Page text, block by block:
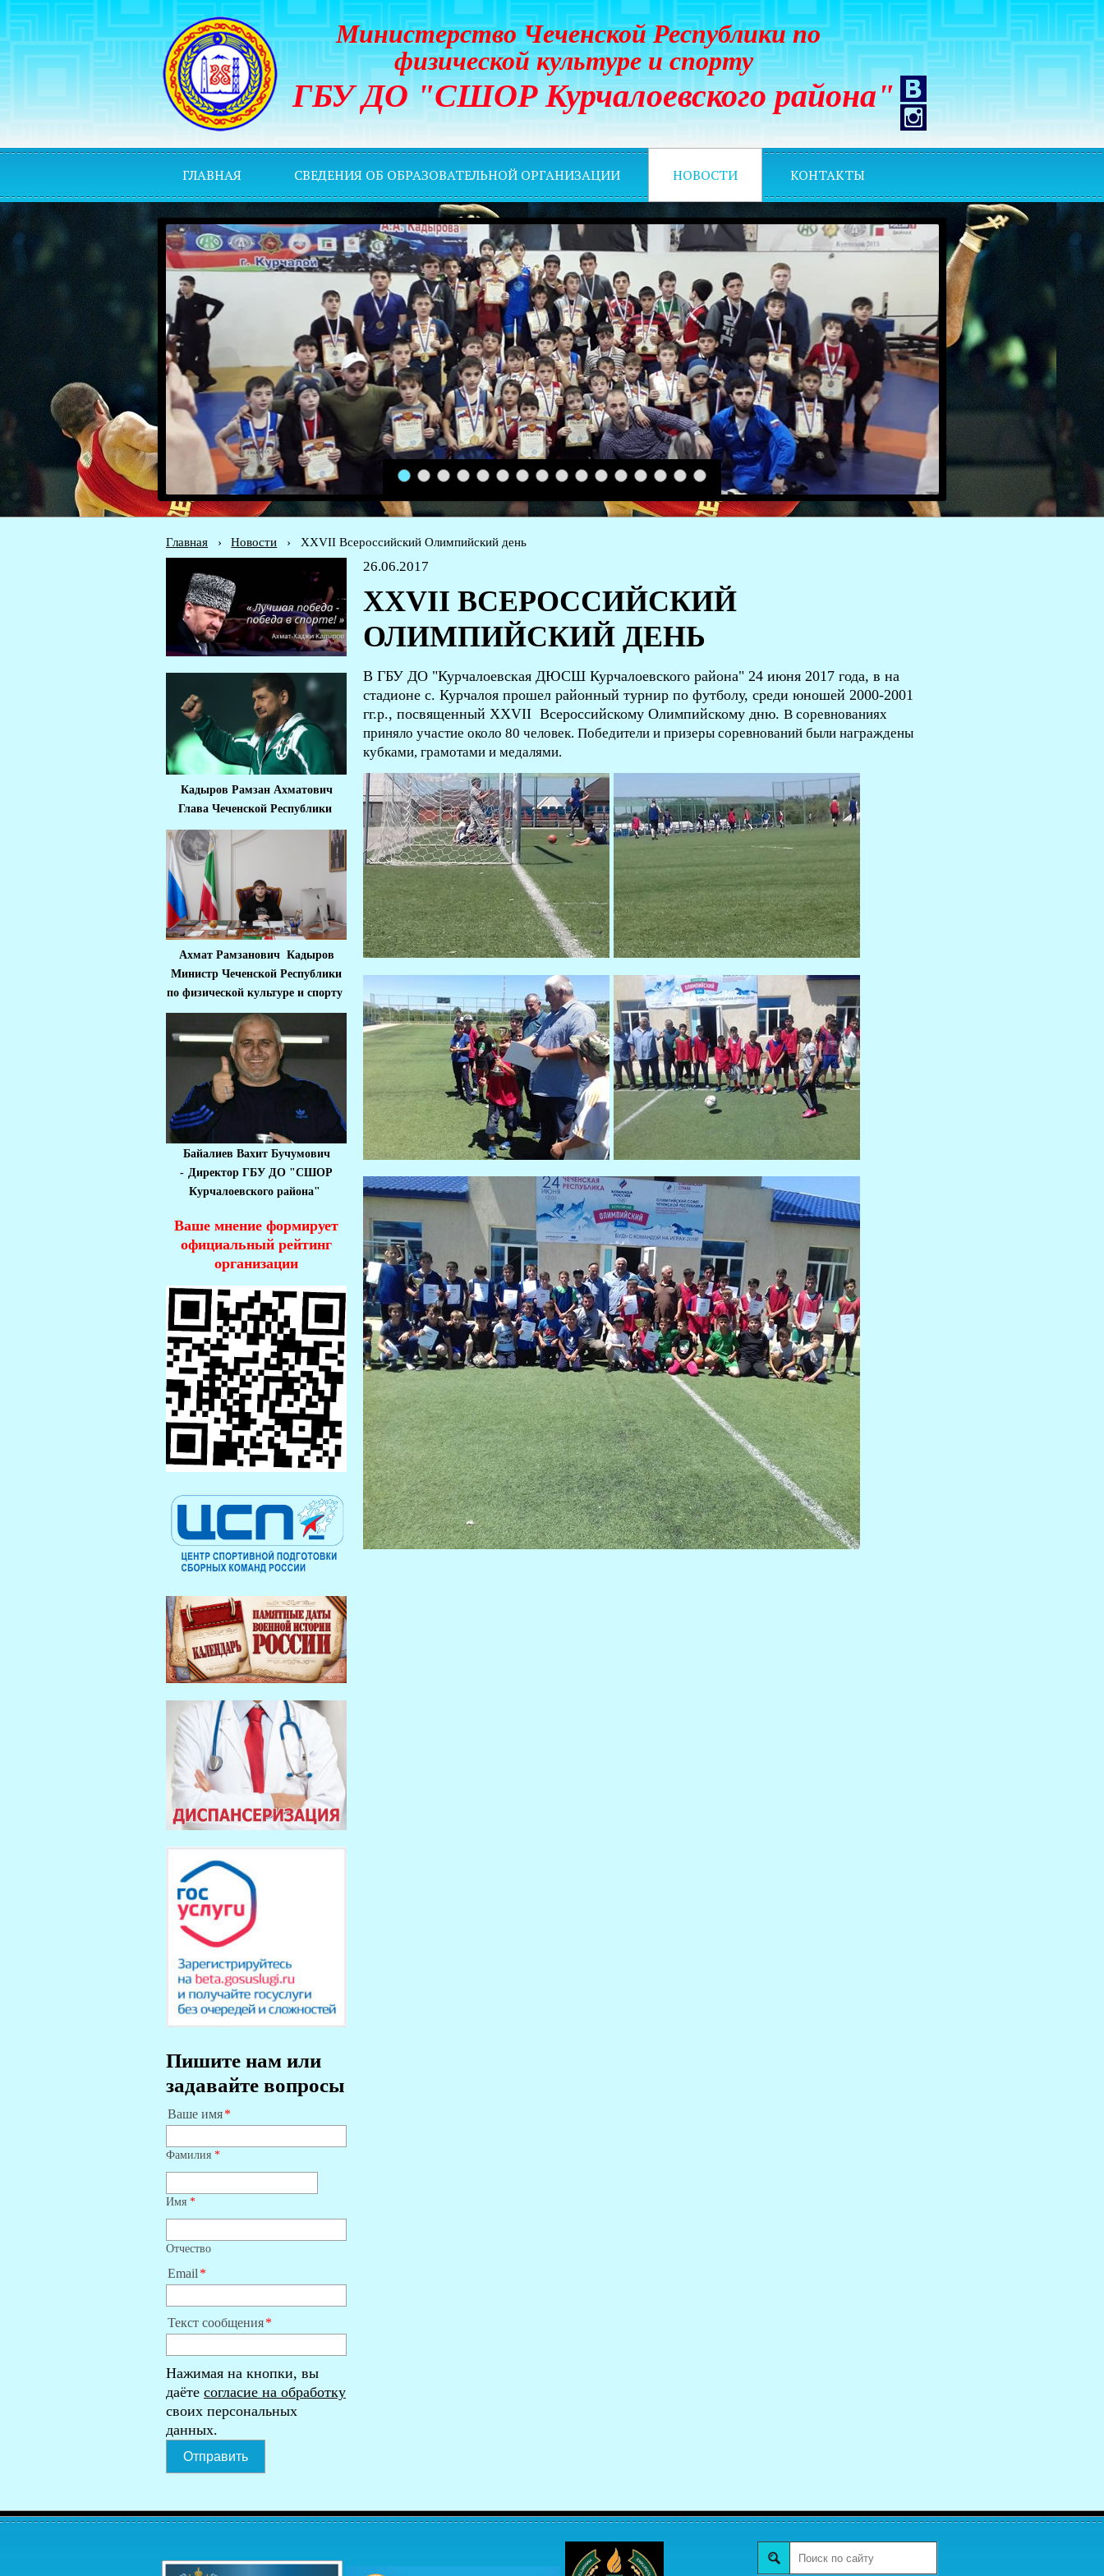
Министерство Чеченской Республики по
ГБУ ДО "СШОР Курчалоевского района"
физической культуре и спорту
ГЛАВНАЯ СВЕДЕНИЯ ОБ ОБРАЗОВАТЕЛЬНОЙ ОРГАНИЗАЦИИ НОВОСТИ КОНТАКТЫ
1 2 3 4 5 6 7 8 9 10 11 12 13 14 15 16
Главная › Новости › XXVII Всероссийский Олимпийский день
Кадыров Рамзан Ахматович
Глава Чеченской Республики
Ахмат Рамзанович Кадыров
Министр Чеченской Республики
по физической культуре и спорту
Байалиев Вахит Бучумович
- Директор ГБУ ДО "СШОР
Курчалоевского района"
Ваше мнение формирует
официальный рейтинг
организации
Пишите нам или
задавайте вопросы
Ваше имя
Фамилия *
Имя *
Отчество
Email
Текст сообщения
Нажимая на кнопки, вы
даёте согласие на обработку
своих персональных
данных.
Отправить
26.06.2017
XXVII ВСЕРОССИЙСКИЙ
ОЛИМПИЙСКИЙ ДЕНЬ
В ГБУ ДО "Курчалоевская ДЮСШ Курчалоевского района" 24 июня 2017 года, в на
стадионе с. Курчалоя прошел районный турнир по футболу, среди юношей 2000-2001
гг.р., посвященный XXVII Всероссийскому Олимпийскому дню. В соревнованиях
приняло участие около 80 человек. Победители и призеры соревнований были награждены
кубками, грамотами и медалями.